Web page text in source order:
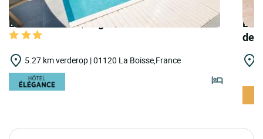
LOGIS HOTELS | Logis Hôtel le Petit Casset
5.27 km verderop | 01120 La Boisse,France
de